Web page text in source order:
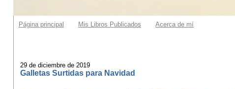
Página principal Mis Libros Publicados Acerca de mí
29 de diciembre de 2019
Galletas Surtidas para Navidad